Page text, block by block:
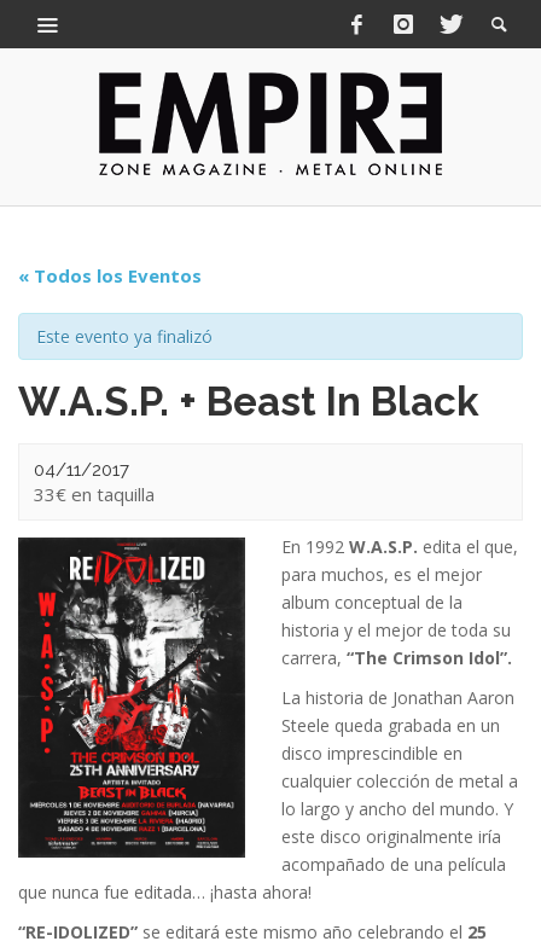
« Todos los Eventos
Este evento ya finalizó
W.A.S.P. + Beast In Black
04/11/2017
33€
En 1992 W.A.S.P. edita el que,
para muchos, es el mejor
album conceptual de la
historia y el mejor de toda su
carrera,“The Crimson Idol”.
La historia de Jonathan Aaron
Steele queda grabada en un
disco imprescindible en
cualquier colección de metal a
lo largo y ancho del mundo. Y
este disco originalmente iría
acompañado de una película
que nunca fue editada… ¡hasta ahora!
“RE-IDOLIZED” se editará este mismo año celebrando el 25